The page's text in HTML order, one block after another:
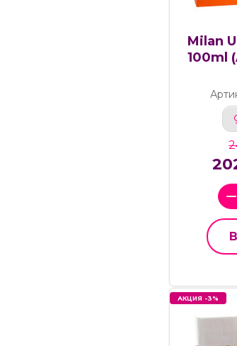
Milan
100ml
АКЦИЯ -3%